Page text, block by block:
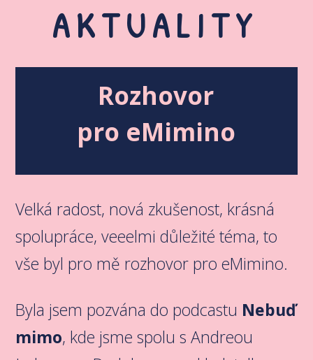
AKTUALITY
Rozhovor
pro eMimino
Velká radost, nová zkušenost, krásná
spolupráce, veeelmi důležité téma, to
vše byl pro mě rozhovor pro eMimino.
Byla jsem pozvána do podcastu Nebuď
mimo, kde jsme spolu s Andreou